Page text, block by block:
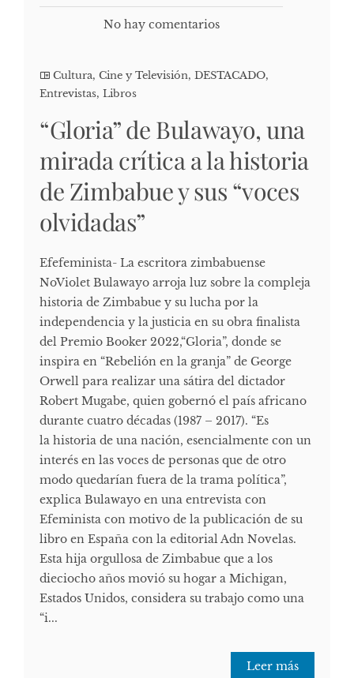
No hay comentarios
Cultura, Cine y Televisión, DESTACADO,
Entrevistas, Libros
“Gloria” de Bulawayo, una
mirada crítica a la historia
de Zimbabue y sus “voces
olvidadas”
Efefeminista- La escritora zimbabuense
NoViolet Bulawayo arroja luz sobre la compleja
historia de Zimbabue y su lucha por la
independencia y la justicia en su obra finalista
del Premio Booker 2022,“Gloria”, donde se
inspira en “Rebelión en la granja” de George
Orwell para realizar una sátira del dictador
Robert Mugabe, quien gobernó el país africano
durante cuatro décadas (1987 – 2017). “Es
la historia de una nación, esencialmente con un
interés en las voces de personas que de otro
modo quedarían fuera de la trama política”,
explica Bulawayo en una entrevista con
Efeminista con motivo de la publicación de su
libro en España con la editorial Adn Novelas.
Esta hija orgullosa de Zimbabue que a los
dieciocho años movió su hogar a Michigan,
Estados Unidos, considera su trabajo como una
“i...
Leer más